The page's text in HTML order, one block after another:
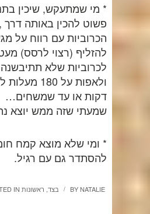
* מי שמתעקש, שיכין
פשוט להכין באותה
הכרוביות עם רווח על
להזליף (רצוי לרסס)
לכרוביות שלא תתיבשנה
דקות או עד שמשחים…
שמעתי שזה ממש יוצא
* ומי שלא מוצא קמח
להסתדר גם עם רגיל.
IN בצד ראשונות / BYNATALIE